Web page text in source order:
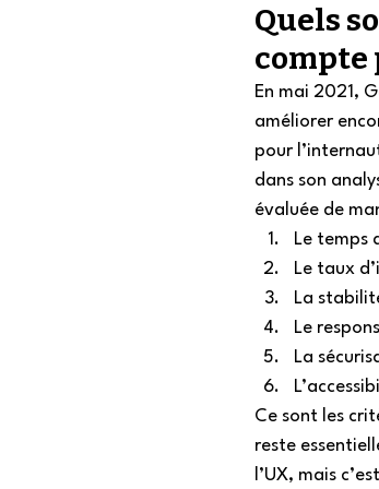
Quels
compte
En mai 2021,
améliorer
pour
dans son
évaluée de
Le temps
Le taux
La
Le
La
Ce sont les
reste
l’UX, mais